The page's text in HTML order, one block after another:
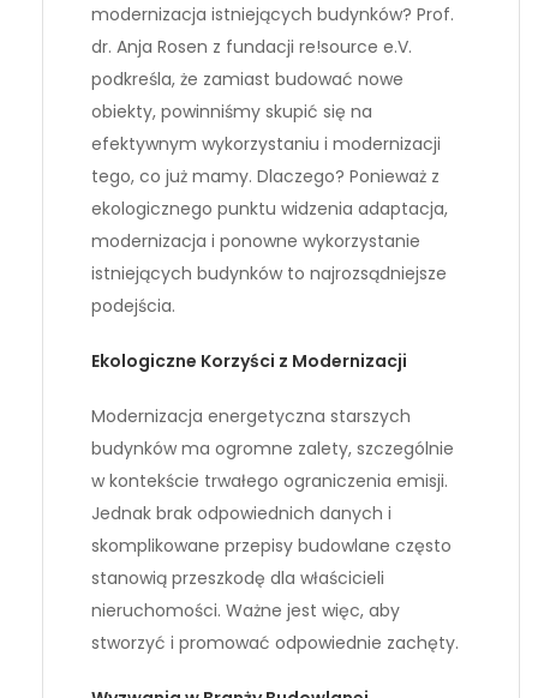
modernizacja istniejących budynków? Prof.
dr. Anja Rosen z fundacji re!source e.V.
podkreśla, że zamiast budować nowe
obiekty, powinniśmy skupić się na
efektywnym wykorzystaniu i modernizacji
tego, co już mamy. Dlaczego? Ponieważ z
ekologicznego punktu widzenia adaptacja,
modernizacja i ponowne wykorzystanie
istniejących budynków to najrozsądniejsze
podejścia.
Ekologiczne Korzyści z Modernizacji
Modernizacja energetyczna starszych
budynków ma ogromne zalety, szczególnie
w kontekście trwałego ograniczenia emisji.
Jednak brak odpowiednich danych i
skomplikowane przepisy budowlane często
stanowią przeszkodę dla właścicieli
nieruchomości. Ważne jest więc, aby
stworzyć i promować odpowiednie zachęty.